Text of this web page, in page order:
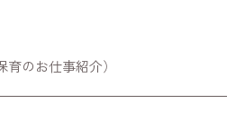
のお仕事紹介）